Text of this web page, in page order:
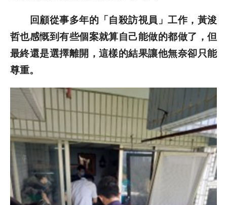
回顧從事多年的「自殺訪視員」工作，黃浚
哲也感慨到有些個案就算自己能做的都做了，但
最終還是選擇離開，這樣的結果讓他無奈卻只能
尊重。